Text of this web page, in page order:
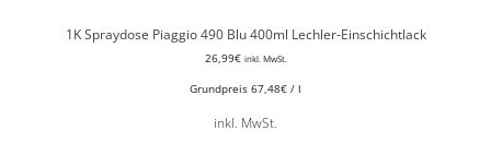
1K Spraydose Piaggio 490 Blu 400ml Lechler-Einschichtlack
26,99€ inkl. MwSt.
Grundpreis 67,48€ / l
inkl. MwSt.